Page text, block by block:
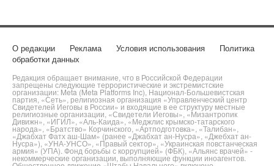
О редакции Реклама Условия использования
Политика
обработки данных
Редакция обращает внимание, что в Российской Федерации
запрещены следующие террористические и экстремистские
организации: Meta (Meta Platforms Inc), Национал-Большевистская
партия, «Сеть», религиозная организация «Управленческий центр
Свидетелей Иеговы в России» и входящие в ее структуру местные
религиозные организации, «Свидетели Иеговы», «Мизантропик
Дивижн», «ИГИЛ», «Аль-Каида», «Меджлис крымско-татарского
народа», «Братство» Корчинского, «Артподготовка», «Талибан»,
«Джабхат Фатх аш-Шам» (ранее «Джабхат ан-Нусра», «Джебхат ан-
Нусра»), «УНА-УНСО», «Правый сектор», «Украинская повстанческая
армия» (УПА). Фонд борьбы с коррупцией» (ФБК), «Альянс врачей» -
некоммерческие организации, выполняющие функции иноагентов.